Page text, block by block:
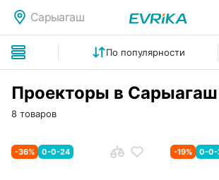
Сарыагаш
По популярности
Проекторы в Сарыагаш
8 товаров
-36% 0-0-24 -19% 0-0-